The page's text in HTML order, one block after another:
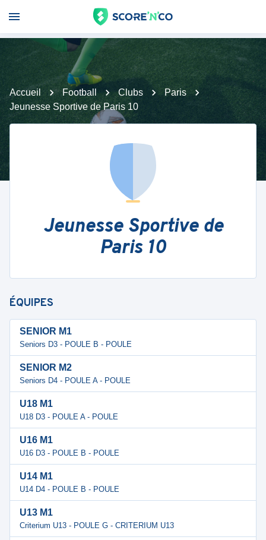
Accueil Football Clubs
Paris
Jeunesse Sportive de Paris 10
Jeunesse Sportive de
Paris 10
ÉQUIPES
SENIOR M1
Seniors D3 - POULE B - POULE
SENIOR M2
Seniors D4 - POULE A - POULE
U18 M1
U18 D3 - POULE A - POULE
U16 M1
U16 D3 - POULE B - POULE
U14 M1
U14 D4 - POULE B - POULE
U13 M1
Criterium U13 - POULE G - CRITERIUM U13